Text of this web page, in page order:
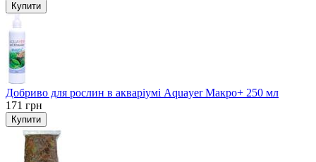
Купити
Добриво для рослин в акваріумі Aquayer Макро+ 250 мл
171 грн
Купити